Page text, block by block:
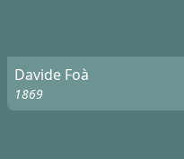
Davide Foà
1869